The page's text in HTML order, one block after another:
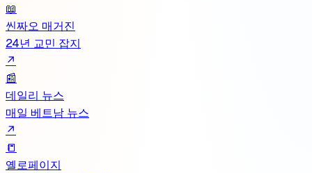
📖
씬짜오 매거진
24년 교민 잡지
↗
📰
데일리 뉴스
매일 베트남 뉴스
↗
📒
옐로페이지